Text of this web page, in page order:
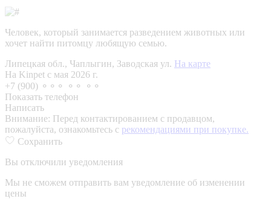
Человек, который занимается разведением животных или
хочет найти питомцу любящую семью.
Липецкая обл., Чаплыгин, Заводская ул. На карте
На Kinpet c мая 2026 г.
+7 (900) ⚬⚬⚬ ⚬⚬ ⚬⚬
Показать телефон
Написать
Внимание: Перед контактированием с продавцом,
пожалуйста, ознакомьтесь с рекомендациями при покупке.
Сохранить
Вы отключили уведомления
Мы не сможем отправить вам уведомление об изменении
цены